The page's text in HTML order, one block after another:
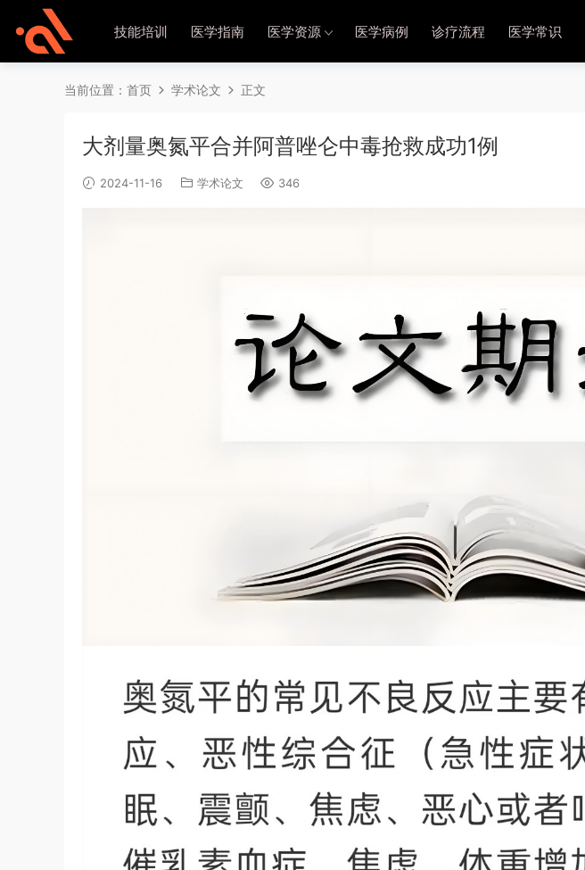
技能培训 医学指南 医学资源 医学病例 诊疗流程 医学常识
当前位置： 首页 学术论文 正文
大剂量奥氮平合并阿普唑仑中毒抢救成功1例
2024-11-16 学术论文 346